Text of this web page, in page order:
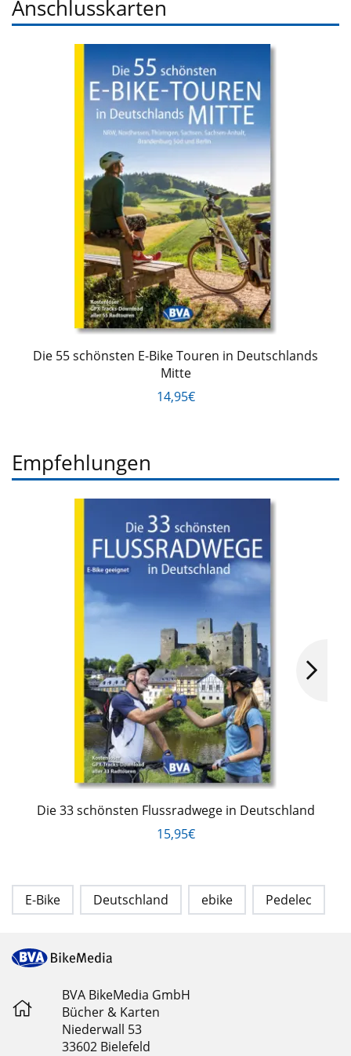
Anschlusskarten
Die 55 schönsten E-Bike Touren in Deutschlands
Mitte
14,95€
Empfehlungen
Die 33 schönsten Flussradwege in Deutschland
15,95€
E-Bike Deutschland ebike Pedelec
BVA BikeMedia GmbH
Bücher & Karten
Niederwall 53
33602 Bielefeld